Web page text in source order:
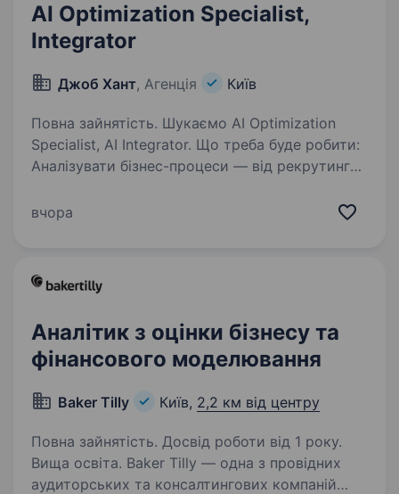
AI Optimization Specialist,
Integrator
Джоб Хант, Агенція Київ
Повна зайнятість. Шукаємо AI Optimization
Specialist, АІ Integrator. Що треба буде робити:
Аналізувати бізнес-процеси — від рекрутингу
може зекономити час, гроші чи нерви.
вчора
Аналітик з оцінки бізнесу та
фінансового моделювання
Baker Tilly Київ, 2,2 км від центру
Повна зайнятість. Досвід роботи від 1 року.
Вища освіта. Baker Tilly — одна з провідних
аудиторських та консалтингових компаній